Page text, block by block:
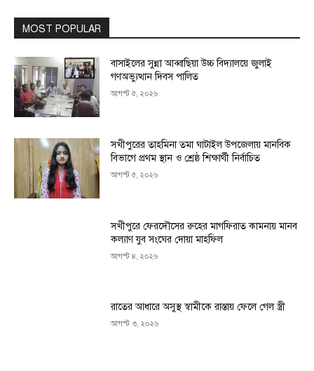
MOST POPULAR
বাসাইলের সুন্না আব্বাছিয়া উচ্চ বিদ্যালয়ে জুলাই
গণঅভ্যুত্থান দিবস পালিত
আগস্ট ৫, ২০২৬
সখীপুরের তাহমিনা তমা ঘাটাইল উপজেলায় মানবিক
বিভাগে প্রথম স্থান ও শ্রেষ্ঠ শিক্ষার্থী নির্বাচিত
আগস্ট ৫, ২০২৬
সখীপুরে ফেরদৌসের রুহের মাগফিরাত কামনায় মানব
কল্যাণ যুব সংঘের দোয়া মাহফিল
আগস্ট ৪, ২০২৬
রাতের আধারে অসুস্থ স্বামীকে রাস্তায় ফেলে গেল স্ত্রী
আগস্ট ৩, ২০২৬